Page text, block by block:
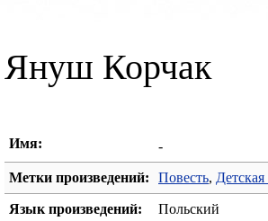
Януш Корчак
Имя: -
Метки произведений: Повесть, Детская
Язык произведений: Польский